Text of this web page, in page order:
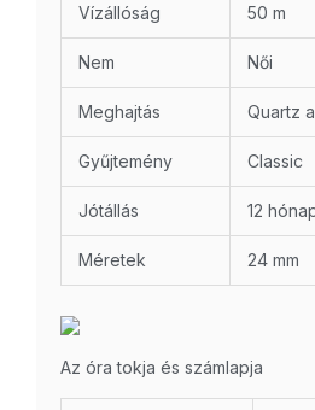
Vízállóság 50 m
Nem Női
Meghajtás Quartz
Gyűjtemény Classic
Jótállás 12
Méretek 24 mm
Az óra tokja és számlapja